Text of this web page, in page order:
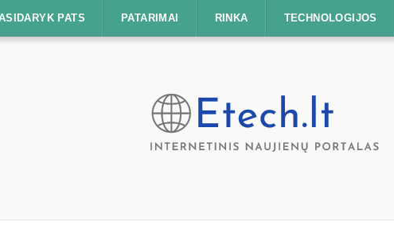
PATS PATARIMAI RINKA TECHNOLOGIJOS